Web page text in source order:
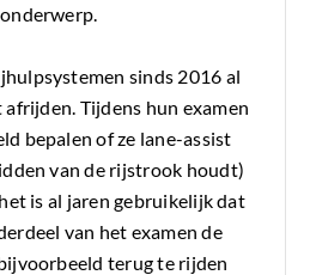
sinds 2016 al
Tijdens hun examen
bepalen of ze lane-assist
van de rijstrook houdt)
is al jaren gebruikelijk dat
van het examen de
terug te rijden